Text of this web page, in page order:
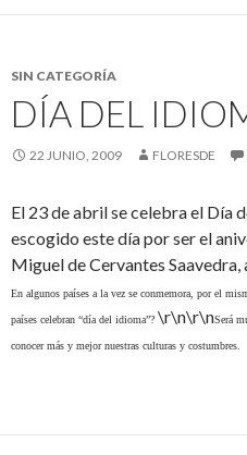
SIN CATEGORÍA
DÍA DEL
22 JUNIO, 2009 FLORESDE
El 23 de abril se celebra el Día
escogido este día por ser el
Miguel de Cervantes
En algunos países a la vez se conmemora, por el
países celebran “día del idioma”? \r\n\r\nSerá
conocer más y mejor nuestras culturas y costumbres.